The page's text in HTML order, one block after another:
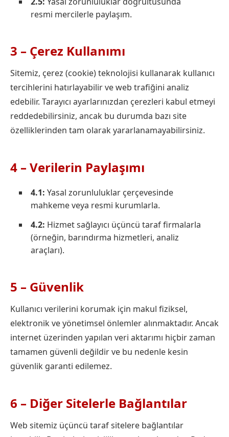
resmi mercilerle paylaşım.
3 – Çerez Kullanımı
Sitemiz, çerez (cookie) teknolojisi kullanarak kullanıcı
tercihlerini hatırlayabilir ve web trafiğini analiz
edebilir. Tarayıcı ayarlarınızdan çerezleri kabul etmeyi
reddedebilirsiniz, ancak bu durumda bazı site
özelliklerinden tam olarak yararlanamayabilirsiniz.
4 – Verilerin Paylaşımı
4.1: Yasal zorunluluklar çerçevesinde
mahkeme veya resmi kurumlarla.
4.2: Hizmet sağlayıcı üçüncü taraf firmalarla
(örneğin, barındırma hizmetleri, analiz
araçları).
5 – Güvenlik
Kullanıcı verilerini korumak için makul fiziksel,
elektronik ve yönetimsel önlemler alınmaktadır. Ancak
internet üzerinden yapılan veri aktarımı hiçbir zaman
tamamen güvenli değildir ve bu nedenle kesin
güvenlik garanti edilemez.
6 – Diğer Sitelerle Bağlantılar
Web sitemiz üçüncü taraf sitelere bağlantılar